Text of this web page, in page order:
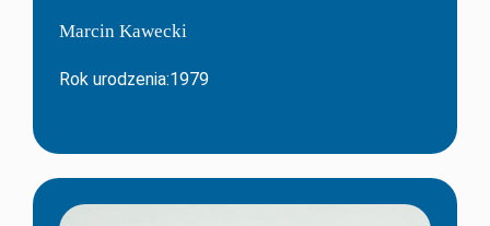
Marcin Kawecki
Rok urodzenia:1979